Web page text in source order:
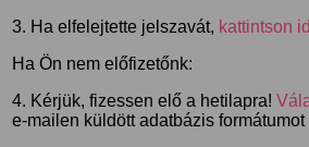
3. Ha elfelejtette jelszavát, kattintson
Ha Ön nem előfizetőnk:
4. Kérjük, fizessen elő a hetilapra!
e-mailen küldött adatbázis formátumot